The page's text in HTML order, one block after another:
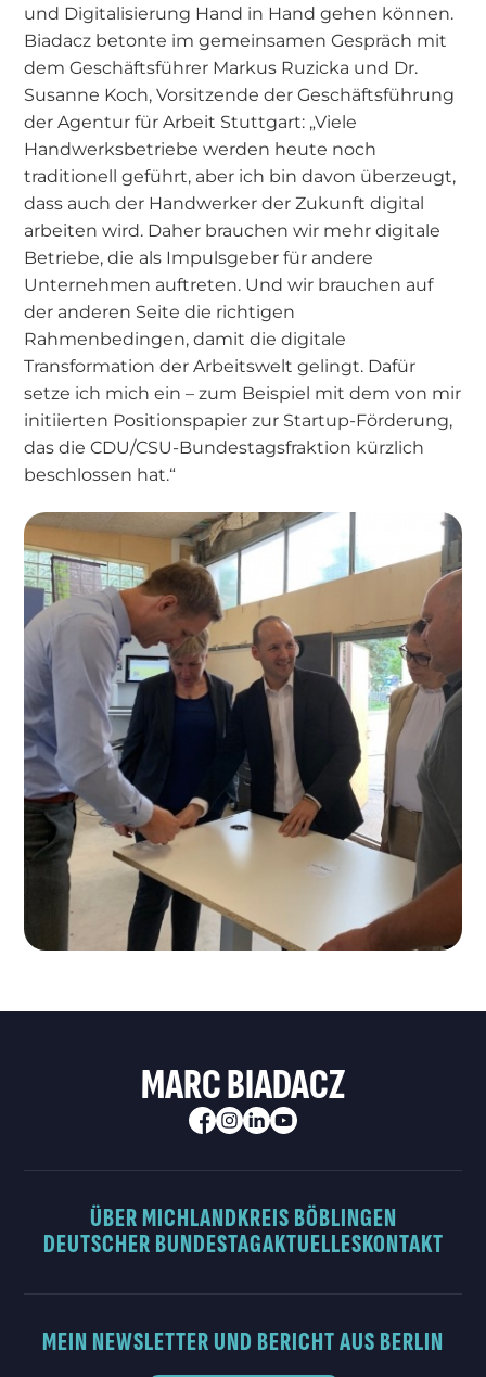
und Digitalisierung Hand in Hand gehen können.
Biadacz betonte im gemeinsamen Gespräch mit
dem Geschäftsführer Markus Ruzicka und Dr.
Susanne Koch, Vorsitzende der Geschäftsführung
der Agentur für Arbeit Stuttgart: „Viele
Handwerksbetriebe werden heute noch
traditionell geführt, aber ich bin davon überzeugt,
dass auch der Handwerker der Zukunft digital
arbeiten wird. Daher brauchen wir mehr digitale
Betriebe, die als Impulsgeber für andere
Unternehmen auftreten. Und wir brauchen auf
der anderen Seite die richtigen
Rahmenbedingen, damit die digitale
Transformation der Arbeitswelt gelingt. Dafür
setze ich mich ein – zum Beispiel mit dem von mir
initiierten Positionspapier zur Startup-Förderung,
das die CDU/CSU-Bundestagsfraktion kürzlich
beschlossen hat.“
MARC BIADACZ
ÜBER MICHLANDKREIS BÖBLINGEN
DEUTSCHER BUNDESTAGAKTUELLESKONTAKT
MEIN NEWSLETTER UND BERICHT AUS BERLIN